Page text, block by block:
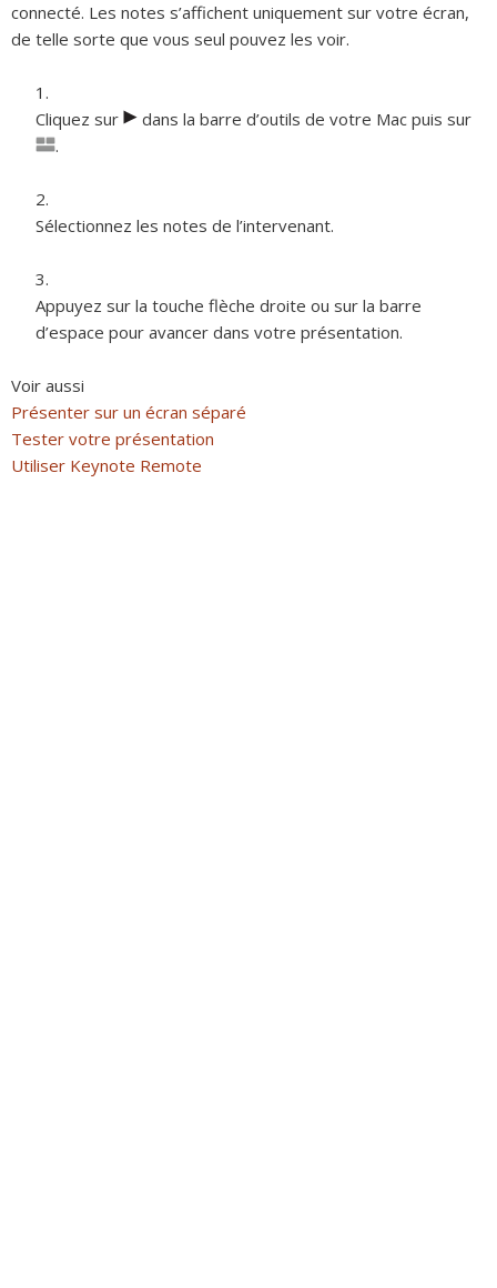
connecté. Les notes s’affichent uniquement sur votre écran,
de telle sorte que vous seul pouvez les voir.
Cliquez sur
dans la barre d’outils de votre Mac puis sur
.
Sélectionnez les notes de l’intervenant.
Appuyez sur la touche flèche droite ou sur la barre
d’espace pour avancer dans votre présentation.
Voir aussi
Présenter sur un écran séparé
Tester votre présentation
Utiliser Keynote Remote